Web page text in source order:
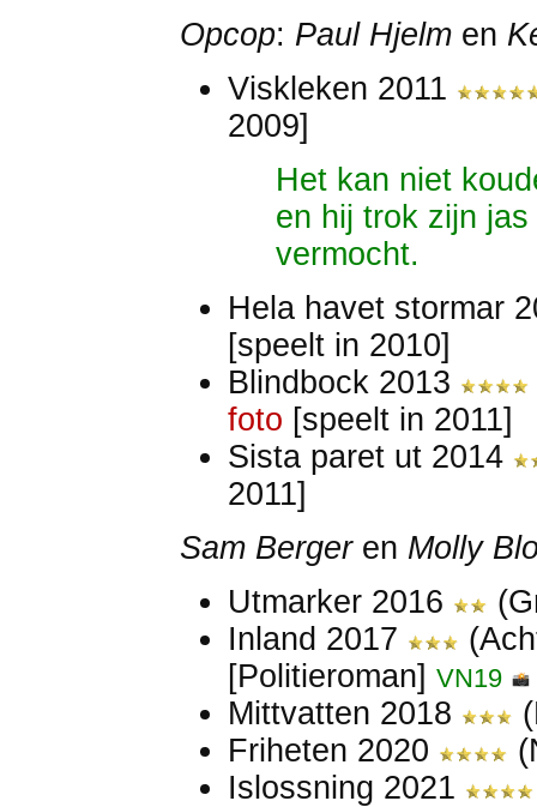
Opcop: Paul Hjelm en
Viskleken 2011
2009]
Het kan niet
en hij trok zijn
vermocht.
Hela havet stormar
[speelt in 2010]
Blindbock 2013
foto [speelt in 2011]
Sista paret ut 2014
2011]
Sam Bergeren Molly
Utmarker 2016
Inland 2017
[Politieroman] VN19
Mittvatten 2018
Friheten 2020
Islossning 2021